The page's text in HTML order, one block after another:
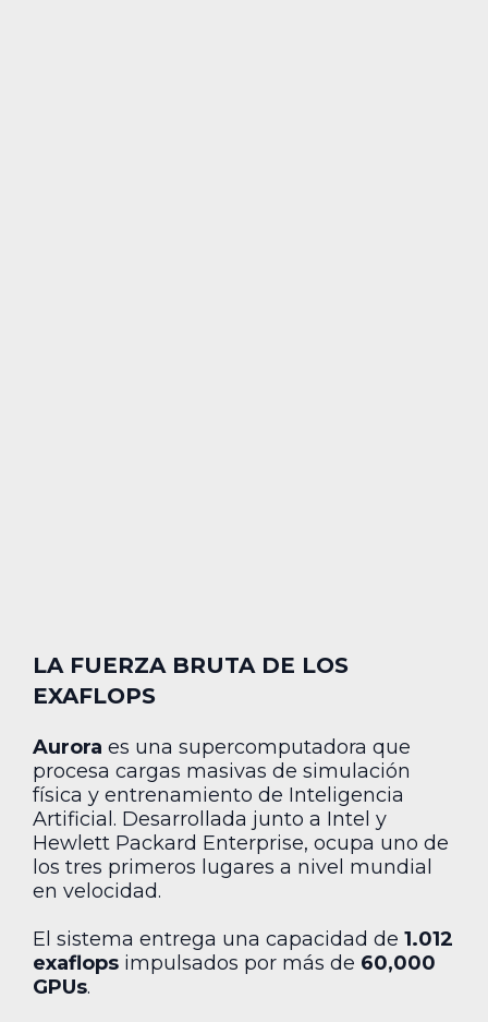
LA FUERZA BRUTA DE LOS
EXAFLOPS
Aurora es una supercomputadora que
procesa cargas masivas de simulación
física y entrenamiento de Inteligencia
Artificial. Desarrollada junto a Intel y
Hewlett Packard Enterprise, ocupa uno de
los tres primeros lugares a nivel mundial
en velocidad.
El sistema entrega una capacidad de 1.012
exaflops impulsados por más de 60,000
GPUs.